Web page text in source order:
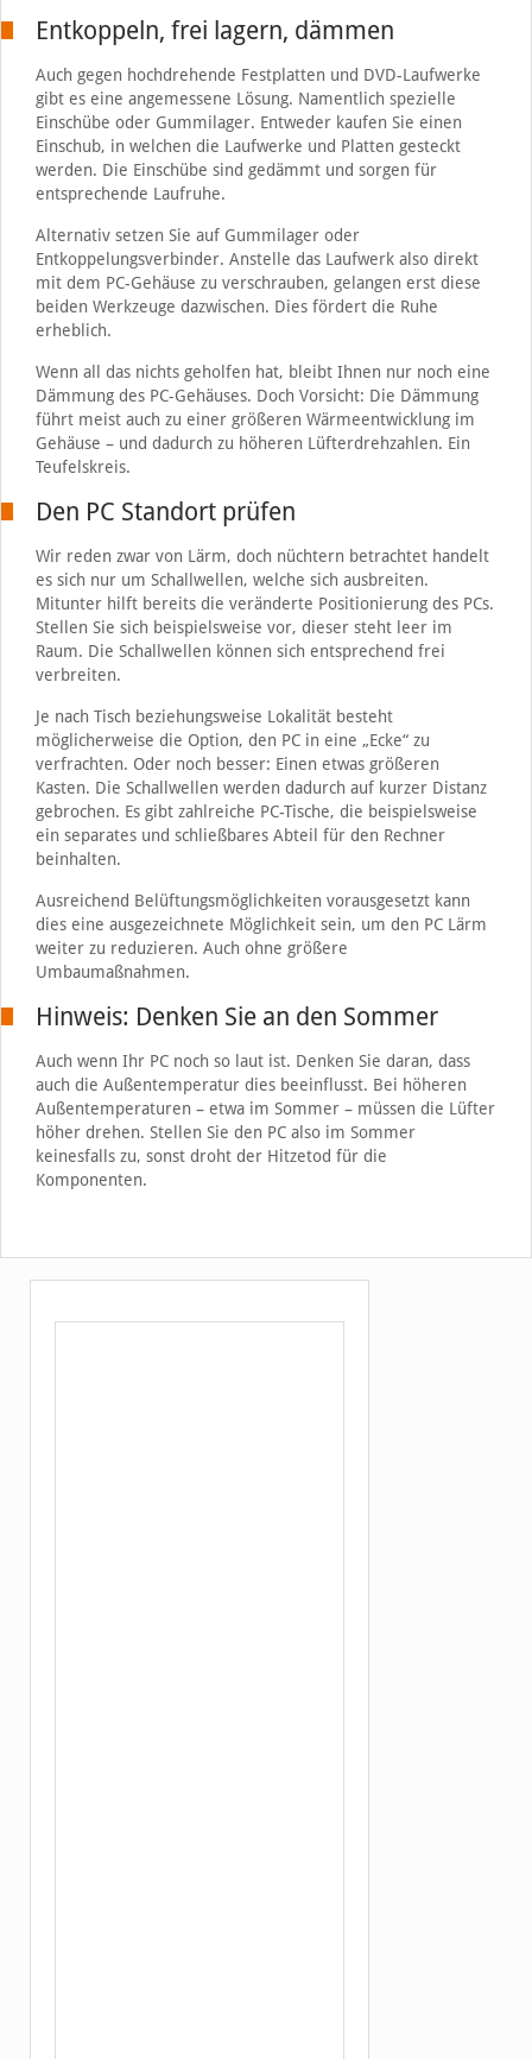
Entkoppeln, frei lagern, dämmen
Auch gegen hochdrehende Festplatten und DVD-Laufwerke
gibt es eine angemessene Lösung. Namentlich spezielle
Einschübe oder Gummilager. Entweder kaufen Sie einen
Einschub, in welchen die Laufwerke und Platten gesteckt
werden. Die Einschübe sind gedämmt und sorgen für
entsprechende Laufruhe.
Alternativ setzen Sie auf Gummilager oder
Entkoppelungsverbinder. Anstelle das Laufwerk also direkt
mit dem PC-Gehäuse zu verschrauben, gelangen erst diese
beiden Werkzeuge dazwischen. Dies fördert die Ruhe
erheblich.
Wenn all das nichts geholfen hat, bleibt Ihnen nur noch eine
Dämmung des PC-Gehäuses. Doch Vorsicht: Die Dämmung
führt meist auch zu einer größeren Wärmeentwicklung im
Gehäuse – und dadurch zu höheren Lüfterdrehzahlen. Ein
Teufelskreis.
Den PC Standort prüfen
Wir reden zwar von Lärm, doch nüchtern betrachtet handelt
es sich nur um Schallwellen, welche sich ausbreiten.
Mitunter hilft bereits die veränderte Positionierung des PCs.
Stellen Sie sich beispielsweise vor, dieser steht leer im
Raum. Die Schallwellen können sich entsprechend frei
verbreiten.
Je nach Tisch beziehungsweise Lokalität besteht
möglicherweise die Option, den PC in eine „Ecke“ zu
verfrachten. Oder noch besser: Einen etwas größeren
Kasten. Die Schallwellen werden dadurch auf kurzer Distanz
gebrochen. Es gibt zahlreiche PC-Tische, die beispielsweise
ein separates und schließbares Abteil für den Rechner
beinhalten.
Ausreichend Belüftungsmöglichkeiten vorausgesetzt kann
dies eine ausgezeichnete Möglichkeit sein, um den PC Lärm
weiter zu reduzieren. Auch ohne größere
Umbaumaßnahmen.
Hinweis: Denken Sie an den Sommer
Auch wenn Ihr PC noch so laut ist. Denken Sie daran, dass
auch die Außentemperatur dies beeinflusst. Bei höheren
Außentemperaturen – etwa im Sommer – müssen die Lüfter
höher drehen. Stellen Sie den PC also im Sommer
keinesfalls zu, sonst droht der Hitzetod für die
Komponenten.